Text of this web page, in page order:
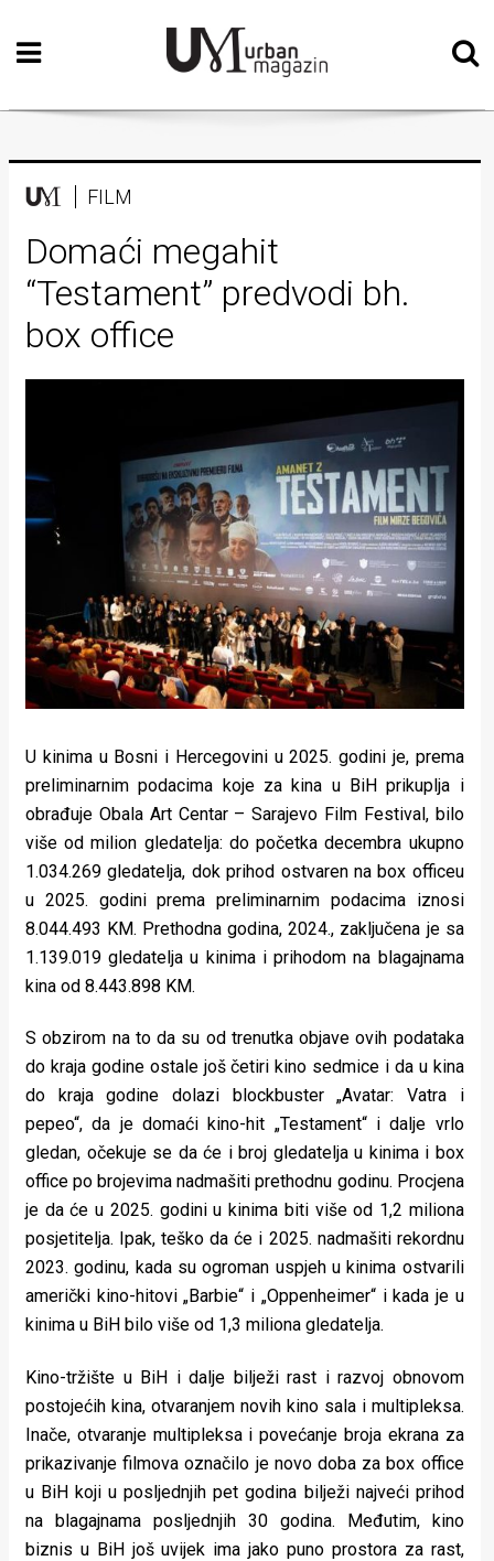
Početna
Vizualne
Teatar
Književnost
Muzika
Film
Intervju
Kultura
Lifestyle
Fashion
Zdravlje
Za
Život
pokretu
Ideje
koje
Urban
Places
Aktivizam
Aktuelnosti
Promo
About
Urban
FILM
Domaći megahit
“Testament” predvodi bh.
box office
U kinima u Bosni i Hercegovini u 2025. godini je, prema
preliminarnim podacima koje za kina u BiH prikuplja i
obrađuje Obala Art Centar – Sarajevo Film Festival, bilo
više od milion gledatelja: do početka decembra ukupno
1.034.269 gledatelja, dok prihod ostvaren na box officeu
u 2025. godini prema preliminarnim podacima iznosi
8.044.493 KM. Prethodna godina, 2024., zaključena je sa
1.139.019 gledatelja u kinima i prihodom na blagajnama
kina od 8.443.898 KM.
S obzirom na to da su od trenutka objave ovih podataka
do kraja godine ostale još četiri kino sedmice i da u kina
do kraja godine dolazi blockbuster „Avatar: Vatra i
pepeo“, da je domaći kino-hit „Testament“ i dalje vrlo
gledan, očekuje se da će i broj gledatelja u kinima i box
office po brojevima nadmašiti prethodnu godinu. Procjena
je da će u 2025. godini u kinima biti više od 1,2 miliona
posjetitelja. Ipak, teško da će i 2025. nadmašiti rekordnu
2023. godinu, kada su ogroman uspjeh u kinima ostvarili
američki kino-hitovi „Barbie“ i „Oppenheimer“ i kada je u
kinima u BiH bilo više od 1,3 miliona gledatelja.
Kino-tržište u BiH i dalje bilježi rast i razvoj obnovom
postojećih kina, otvaranjem novih kino sala i multipleksa.
Inače, otvaranje multipleksa i povećanje broja ekrana za
prikazivanje filmova označilo je novo doba za box office
u BiH koji u posljednjih pet godina bilježi najveći prihod
na blagajnama posljednjih 30 godina. Međutim, kino
biznis u BiH još uvijek ima jako puno prostora za rast,